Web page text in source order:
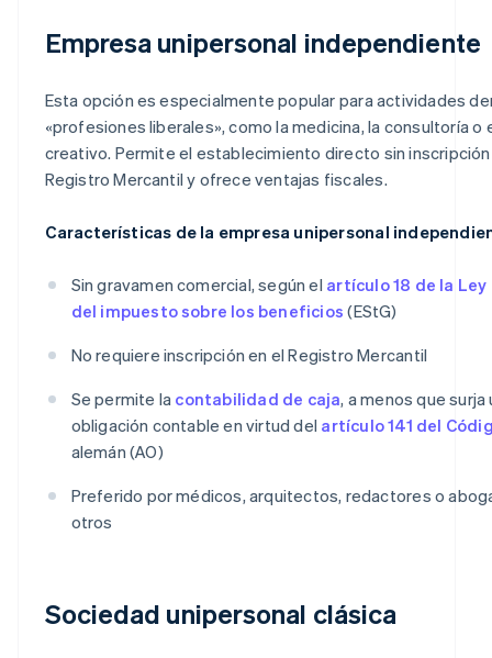
Empresa unipersonal independiente
Esta opción es especialmente popular para actividades
«profesiones liberales», como la medicina, la consultoría o
creativo. Permite el establecimiento directo sin
Registro Mercantil y ofrece ventajas fiscales.
Características de la empresa unipersonal
Sin gravamen comercial, según el artículo 18 de la
del impuesto sobre los beneficios (EStG)
No requiere inscripción en el Registro Mercantil
Se permite la contabilidad de caja, a menos que surja
obligación contable en virtud del artículo 141 del
alemán (AO)
Preferido por médicos, arquitectos, redactores o
otros
Sociedad unipersonal clásica